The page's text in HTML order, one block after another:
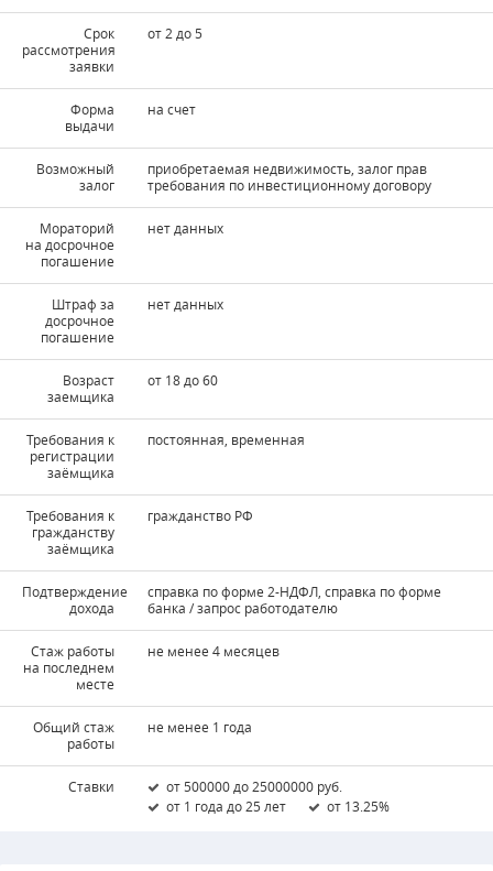
Срок
рассмотрения
заявки
от 2 до 5
Форма
выдачи
на счет
Возможный
залог
приобретаемая недвижимость, залог прав
требования по инвестиционному договору
Мораторий
на досрочное
погашение
нет данных
Штраф за
досрочное
погашение
нет данных
Возраст
заемщика
от 18 до 60
Требования к
регистрации
заёмщика
постоянная, временная
Требования к
гражданству
заёмщика
гражданство РФ
Подтверждение
дохода
справка по форме 2-НДФЛ, справка по форме
банка / запрос работодателю
Стаж работы
на последнем
месте
не менее 4 месяцев
Общий стаж
работы
не менее 1 года
Ставки
от 500000 до 25000000 руб.
от 1 года до 25 лет
от 13.25%